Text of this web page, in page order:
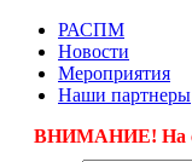
РАСПМ
Новости
Мероприятия
Наши партнеры
ВНИМАНИЕ! На